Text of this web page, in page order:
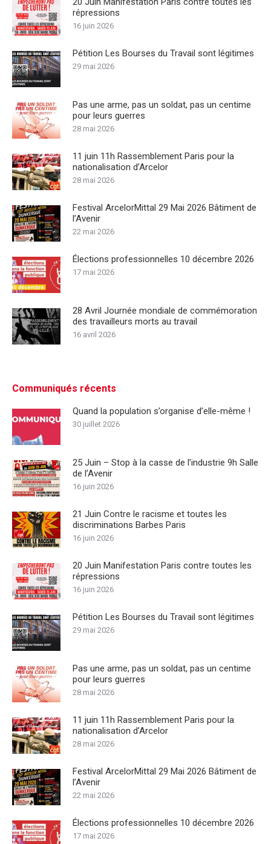
répressions
16 juin 2026
Pétition Les Bourses du Travail sont légitimes
29 mai 2026
Pas une arme, pas un soldat, pas un centime
pour leurs guerres
28 mai 2026
11 juin 11h Rassemblement Paris pour la
nationalisation d’Arcelor
28 mai 2026
Festival ArcelorMittal 29 Mai 2026 Bâtiment de
l’Avenir
22 mai 2026
Élections professionnelles 10 décembre 2026
17 mai 2026
28 Avril Journée mondiale de commémoration
des travailleurs morts au travail
16 avril 2026
Communiqués récents
Quand la population s’organise d’elle-même !
30 juillet 2026
25 Juin – Stop à la casse de l’industrie 9h Salle
de l’Avenir
16 juin 2026
21 Juin Contre le racisme et toutes les
discriminations Barbes Paris
16 juin 2026
20 Juin Manifestation Paris contre toutes les
répressions
16 juin 2026
Pétition Les Bourses du Travail sont légitimes
29 mai 2026
Pas une arme, pas un soldat, pas un centime
pour leurs guerres
28 mai 2026
11 juin 11h Rassemblement Paris pour la
nationalisation d’Arcelor
28 mai 2026
Festival ArcelorMittal 29 Mai 2026 Bâtiment de
l’Avenir
22 mai 2026
Élections professionnelles 10 décembre 2026
17 mai 2026